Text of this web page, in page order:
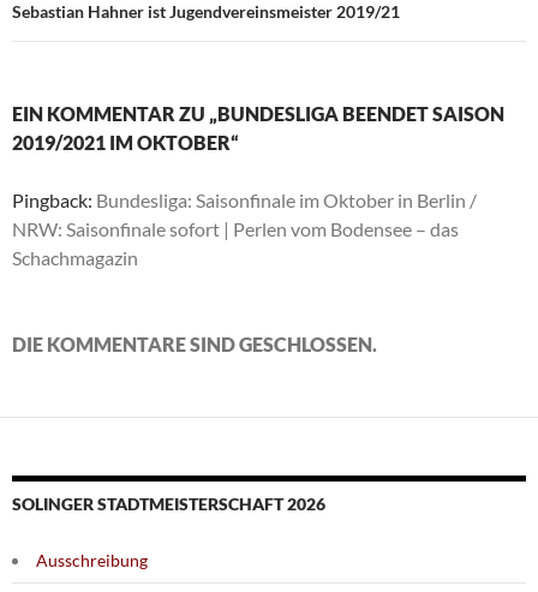
Sebastian Hahner ist Jugendvereinsmeister 2019/21
EIN KOMMENTAR ZU „BUNDESLIGA BEENDET SAISON
2019/2021 IM OKTOBER“
Pingback: Bundesliga: Saisonfinale im Oktober in Berlin /
NRW: Saisonfinale sofort | Perlen vom Bodensee – das
Schachmagazin
DIE KOMMENTARE SIND GESCHLOSSEN.
SOLINGER STADTMEISTERSCHAFT 2026
Ausschreibung